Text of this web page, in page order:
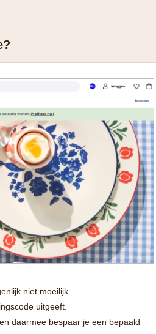
niet moeilijk.
uitgeeft.
daarmee bespaar je een bepaald